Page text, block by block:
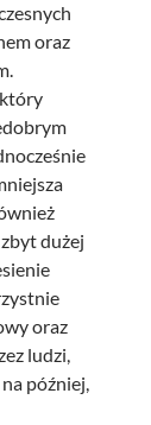
oraz
dużej
oraz
ludzi,
później,